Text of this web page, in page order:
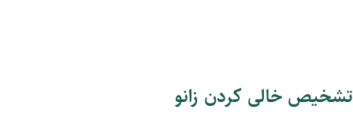
تشخیص خالی کردن زانو